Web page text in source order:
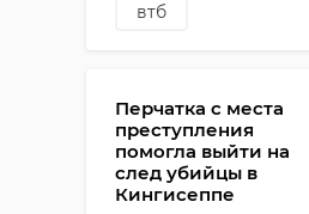
втб
Перчатка с места
преступления
помогла выйти на
след убийцы в
Кингисеппе